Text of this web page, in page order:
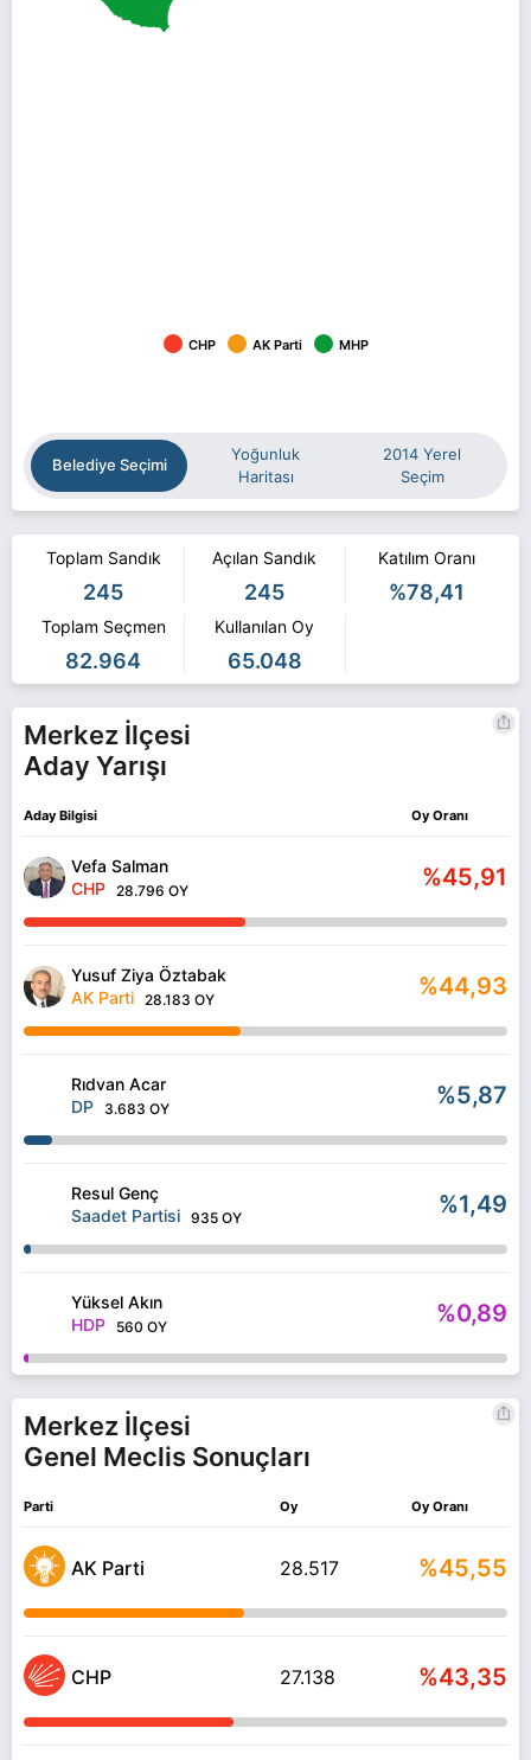
Partisi ile 31 Mart 2019 yerel seçimlerinde yarışıyor. Resul Genç ile
ilgili daha fazla bilgi için
CHP AK Parti MHP
Belediye Seçimi
Yoğunluk
Haritası
2014 Yerel
Seçim
Toplam Sandık
245
Açılan Sandık
245
Katılım Oranı
%78,41
Toplam Seçmen
82.964
Kullanılan Oy
65.048
Merkez İlçesi
Aday Yarışı
Aday Bilgisi Oy Oranı
Vefa Salman
CHP 28.796 OY %45,91
Yusuf Ziya Öztabak
AK Parti 28.183 OY %44,93
Rıdvan Acar
DP
3.683 OY %5,87
Resul Genç
Saadet Partisi 935 OY %1,49
Yüksel Akın
HDP
560 OY %0,89
Merkez İlçesi
Genel Meclis Sonuçları
Parti Oy Oy Oranı
AK Parti 28.517 %45,55
CHP 27.138 %43,35